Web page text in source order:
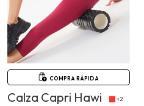
COMPRA RÁPIDA
Calza Capri Hawi +2